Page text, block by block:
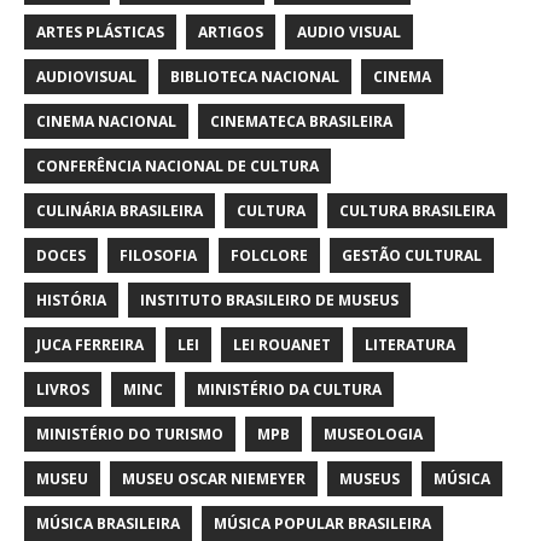
ARTES PLÁSTICAS ARTIGOS AUDIO VISUAL
AUDIOVISUAL BIBLIOTECA NACIONAL CINEMA
CINEMA NACIONAL CINEMATECA BRASILEIRA
CONFERÊNCIA NACIONAL DE CULTURA
CULINÁRIA BRASILEIRA CULTURA CULTURA BRASILEIRA
DOCES FILOSOFIA FOLCLORE GESTÃO CULTURAL
HISTÓRIA INSTITUTO BRASILEIRO DE MUSEUS
JUCA FERREIRA LEI LEI ROUANET LITERATURA
LIVROS MINC MINISTÉRIO DA CULTURA
MINISTÉRIO DO TURISMO MPB MUSEOLOGIA
MUSEU MUSEU OSCAR NIEMEYER MUSEUS MÚSICA
MÚSICA BRASILEIRA MÚSICA POPULAR BRASILEIRA